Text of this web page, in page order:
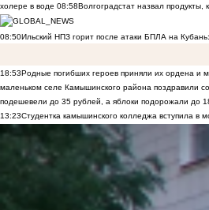
холере в воде 08:58Волгоградстат назвал
08:50Ильский НПЗ горит после атаки БПЛА на
18:53Родные погибших героев приняли их ордена и
маленьком селе Камышинского района поздравили
подешевели до 35 рублей, а яблоки подорожали до
13:23Студентка камышинского колледжа вступила в